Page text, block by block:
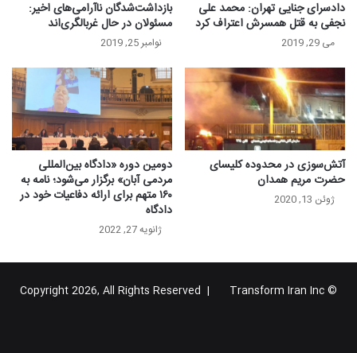
دادسرای جنایی تهران: محمد علی
نجفی به قتل همسرش اعتراف کرد
می 29, 2019
بازداشت‌شدگان ناآرامی‌های اخیر:
مسئولان در حال غربالگری‌اند
نوامبر 25, 2019
آتش‌سوزی در محدوده کلیسای
حضرت مریم همدان
ژوئن 13, 2020
دومین دوره «دادگاه بین‌المللی
مردمی آبان» برگزار می‌شود؛ نامه به
۱۶۰ متهم برای ارائه دفاعیات خود در
دادگاه
ژانویه 27, 2022
© Copyright 2026, All Rights Reserved |
Transform Iran Inc